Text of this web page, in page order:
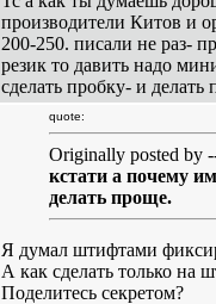
производители Китов и
200-250. писали не раз-
резик то давить надо
сделать пробку- и делать
quote:
Originally posted by
кстати а почему
делать проще.
Я думал штифтами
А как сделать только на
Поделитесь секретом?